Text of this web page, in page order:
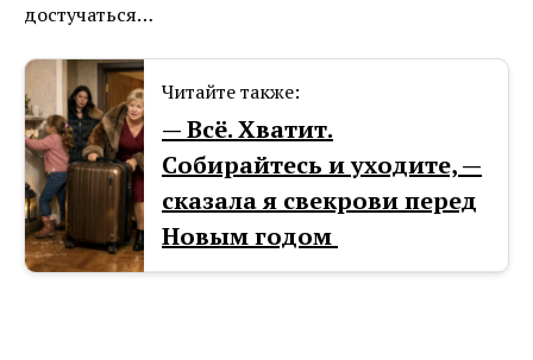
достучаться…
Читайте также:
— Всё. Хватит.
Собирайтесь и уходите, —
сказала я свекрови перед
Новым годом